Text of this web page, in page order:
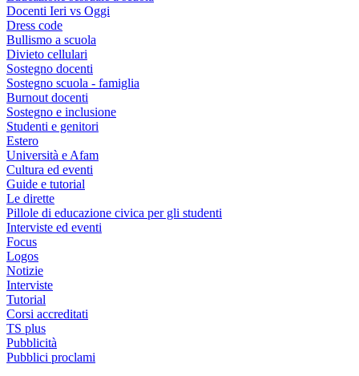
Docenti Ieri vs Oggi
Dress code
Bullismo a scuola
Divieto cellulari
Sostegno docenti
Sostegno scuola - famiglia
Burnout docenti
Sostegno e inclusione
Studenti e genitori
Estero
Università e Afam
Cultura ed eventi
Guide e tutorial
Le dirette
Pillole di educazione civica per gli studenti
Interviste ed eventi
Focus
Logos
Notizie
Interviste
Tutorial
Corsi accreditati
TS plus
Pubblicità
Pubblici proclami